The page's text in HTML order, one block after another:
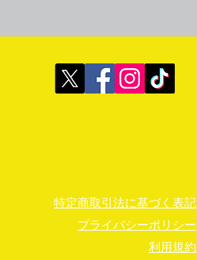
特定商取引法に基づく表記
プライバシーポリシー
利用規約